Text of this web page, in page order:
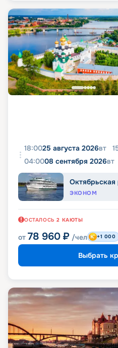
18:0025 августа 2026вт
04:0008 сентября 2026вт
Октябрьская
ЭКОНОМ
ОСТАЛОСЬ 2 КАЮТЫ
от 78 960 ₽ /чел +1 000
Выбрать